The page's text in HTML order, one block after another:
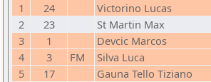
1
24 Victorino Lucas
2
23 St Martin Max
3
1 Devcic Marcos
4
3 FM Silva Luca
5
17 Gauna Tello Tiziano